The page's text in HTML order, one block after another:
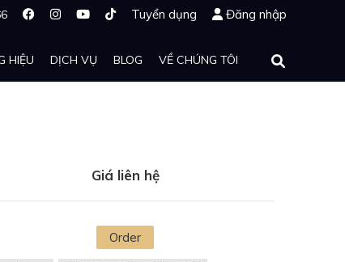
Tuyển dụng Đăng nhập
HIỆU DỊCH VỤ BLOG VỀ CHÚNG TÔI
Giá liên hệ
Order